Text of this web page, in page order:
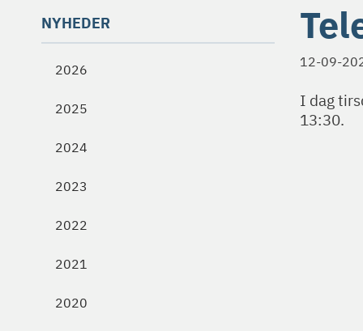
NYHEDER
2026
2025
2024
2023
2022
2021
2020
12-09-
I dag
13:30.